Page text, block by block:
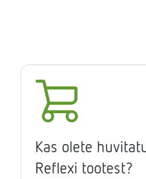
Kas olete
Reflexi tootest?